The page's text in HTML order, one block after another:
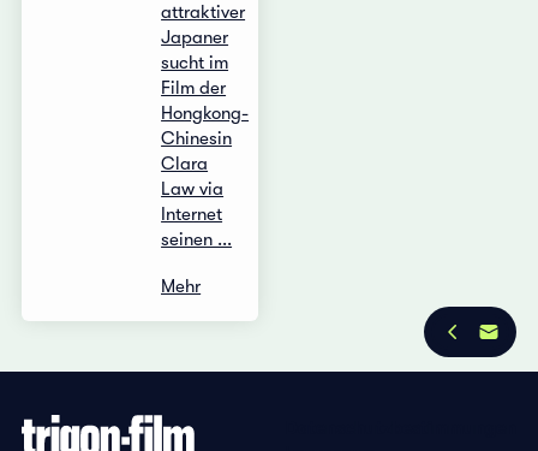
attraktiver
Japaner
sucht im
Film der
Hongkong-
Chinesin
Clara
Law via
Internet
seinen ...
Mehr